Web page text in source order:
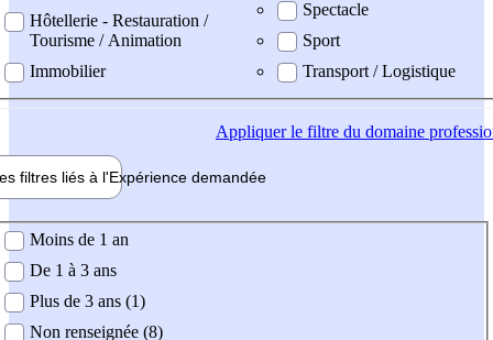
Hôtellerie - Restauration /
Tourisme / Animation
Immobilier
Spectacle
Sport
Transport / Logistique
Appliquerle filtre du domaine
filtres liés à l'Expérience demandée
demandée
Moins de 1 an
De 1 à 3 ans
Plus de 3 ans (1)
Non renseignée (8)